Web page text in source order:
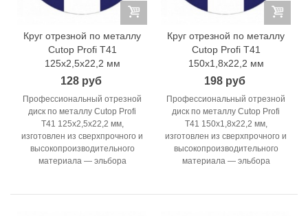
Круг отрезной по металлу
Cutop Profi T41
125x2,5x22,2 мм
128 руб
Профессиональный отрезной
диск по металлу Cutop Profi
T41 125x2,5x22,2 мм,
изготовлен из сверхпрочного и
высокопроизводительного
материала — эльбора
Круг отрезной по металлу
Cutop Profi T41
150x1,8x22,2 мм
198 руб
Профессиональный отрезной
диск по металлу Cutop Profi
T41 150x1,8x22,2 мм,
изготовлен из сверхпрочного и
высокопроизводительного
материала — эльбора